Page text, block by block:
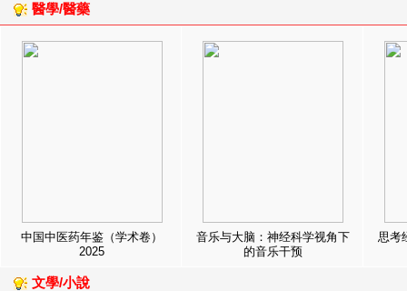
醫學/醫藥
中国中医药年鉴（学术卷）
2025
音乐与大脑：神经科学视角下
的音乐干预
思考
文學/小說